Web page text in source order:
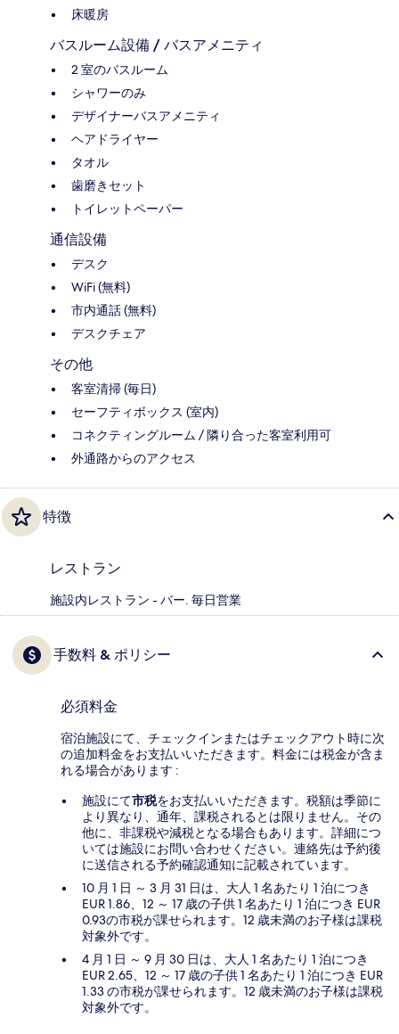
床暖房
バスルーム設備 / バスアメニティ
2 室のバスルーム
シャワーのみ
デザイナーバスアメニティ
ヘアドライヤー
タオル
歯磨きセット
トイレットペーパー
通信設備
デスク
WiFi (無料)
市内通話 (無料)
デスクチェア
その他
客室清掃 (毎日)
セーフティボックス (室内)
コネクティングルーム / 隣り合った客室利用可
外通路からのアクセス
特徴
レストラン
施設内レストラン - バー. 毎日営業
手数料 & ポリシー
必須料金
宿泊施設にて、チェックインまたはチェックアウト時に次
の追加料金をお支払いいただきます。料金には税金が含ま
れる場合があります :
施設にて市税をお支払いいただきます。税額は季節に
より異なり、通年、課税されるとは限りません。その
他に、非課税や減税となる場合もあります。詳細につ
いては施設にお問い合わせください。連絡先は予約後
に送信される予約確認通知に記載されています。
10 月 1 日 ～ 3 月 31 日は、大人 1 名あたり 1 泊につき
EUR 1.86、12 ～ 17 歳の子供 1 名あたり 1 泊につき EUR
0.93の市税が課せられます。12 歳未満のお子様は課税
対象外です。
4 月 1 日 ～ 9 月 30 日は、大人 1 名あたり 1 泊につき
EUR 2.65、12 ～ 17 歳の子供 1 名あたり 1 泊につき EUR
1.33 の市税が課せられます。12 歳未満のお子様は課税
対象外です。